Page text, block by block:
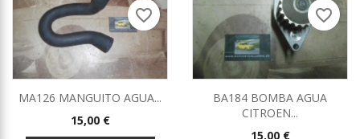
MA126 MANGUITO AGUA...
Precio
15,00 €
favorite_border
BA184 BOMBA AGUA
CITROEN...
Precio
15,00 €
favorite_border